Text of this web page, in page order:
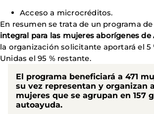
Acceso a microcréditos.
En resumen se trata de un programa de
integral para las mujeres aborígenes de
la organización solicitante aportará el 5
Unidas el 95 % restante.
El programa beneficiará a 471
su vez representan y organizan
mujeres que se agrupan en 157
autoayuda.